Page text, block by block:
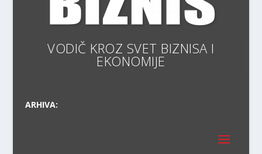
VODIČ KROZ SVET BIZNISA I